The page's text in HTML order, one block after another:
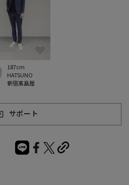
新宿髙島屋
HATSUNO
187cm
サポート